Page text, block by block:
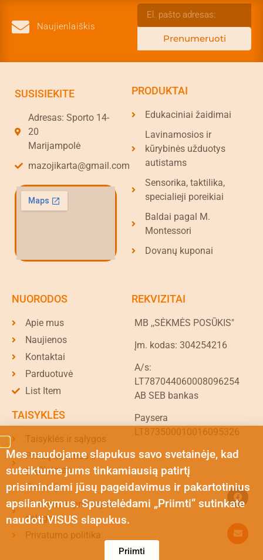
Naujienlaiškis
Prenumeruoti
SUSISIEKITE
Adresas: Sporto 14-
20
Marijampolė
mazojikarta@gmail.com
PRODUKTAI
Edukaciniai žaidimai
Lavinamosios ir
kūrybinės užduotys
autistams
Sensorika, taktilika,
specialieji poreikiai
Baldai pagal M.
Montessori
Dovanų kuponai
NUORODOS
Apie mus
Naujienos
Kontaktai
Parduotuvė
List Item
TAISYKLĖS
Taisyklės ir sąlygos
Prekių keitimas ir
grąžinimas
Garantija
Siuntimo ir pristatymo
sąlygos
Privatumo politika
REKVIZITAI
MB ,,SĖKMĖS POSŪKIS"
Įm. kodas: 304254216
A/s:
LT787044060008096254
AB SEB bankas
Paysera
LT873500010016095326
Mes naudojame slapukus savo svetainėje, kad
suteiktume jums tinkamiausią patirtį
prisimindami jūsų pageidavimus ir pakartotinius
apsilankymus. Spustelėdami „Priimti“ sutinkate
naudoti VISUS slapukus.
Priimti